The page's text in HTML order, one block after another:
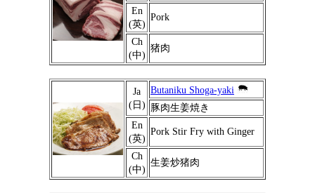
En
(英)
Pork
Ch
(中)
猪肉
Ja
(日)
Butaniku Shoga-yaki
豚肉生姜焼き
En
(英)
Pork Stir Fry with Ginger
Ch
(中)
生姜炒猪肉